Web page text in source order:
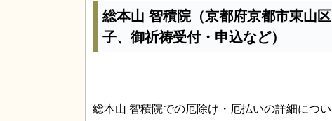
総本山 智積院（京都府京都市東山
子、御祈祷受付・申込など）
総本山 智積院での厄除け・厄払いの詳細につい